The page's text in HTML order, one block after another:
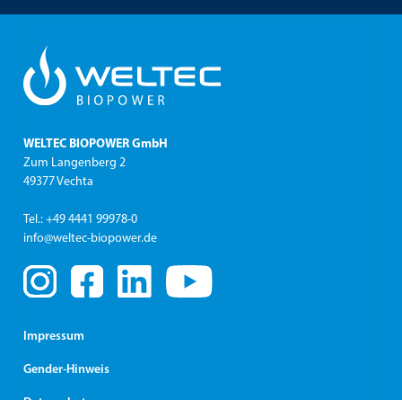
WELTEC BIOPOWER GmbH
Zum Langenberg 2
49377 Vechta
Tel.: +49 4441 99978-0
info@weltec-biopower.de
Impressum
Gender-Hinweis